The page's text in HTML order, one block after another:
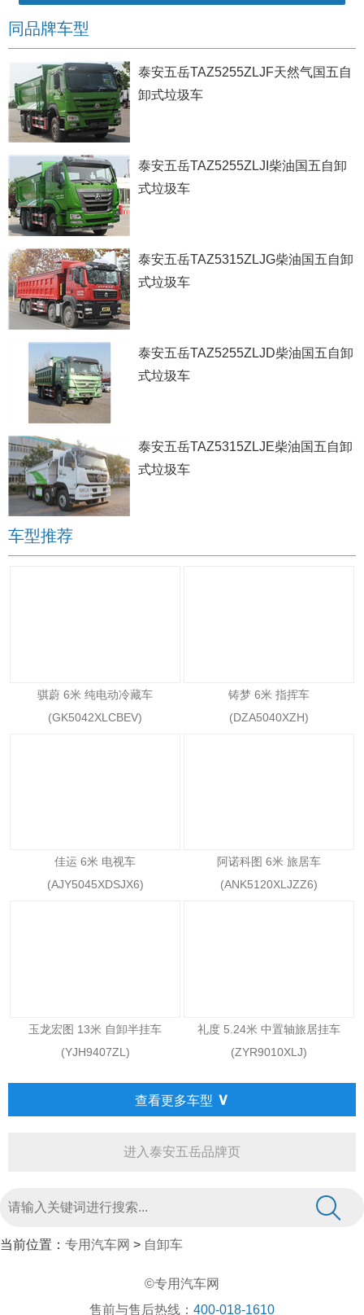
同品牌车型
泰安五岳TAZ5255ZLJF天然气国五自
卸式垃圾车
泰安五岳TAZ5255ZLJI柴油国五自卸
式垃圾车
泰安五岳TAZ5315ZLJG柴油国五自卸
式垃圾车
泰安五岳TAZ5255ZLJD柴油国五自卸
式垃圾车
泰安五岳TAZ5315ZLJE柴油国五自卸
式垃圾车
车型推荐
骐蔚 6米 纯电动冷藏车
(GK5042XLCBEV)
铸梦 6米 指挥车
(DZA5040XZH)
佳运 6米 电视车
(AJY5045XDSJX6)
阿诺科图 6米 旅居车
(ANK5120XLJZZ6)
玉龙宏图 13米 自卸半挂车
(YJH9407ZL)
礼度 5.24米 中置轴旅居挂车
(ZYR9010XLJ)
查看更多车型 ∨
进入泰安五岳品牌页
当前位置： 专用汽车网 > 自卸车
©专用汽车网
售前与售后热线： 400-018-1610